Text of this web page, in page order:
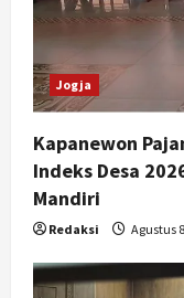
Jogja
Kapanewon
Indeks Desa
Mandiri
Redaksi Agustus